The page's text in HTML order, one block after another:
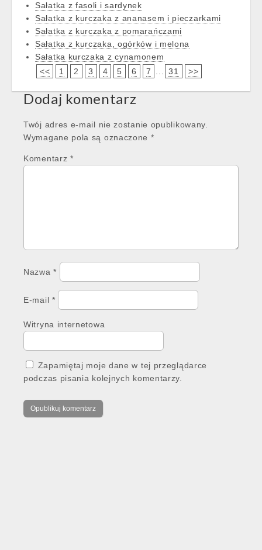
Sałatka z fasoli i sardynek
Sałatka z kurczaka z ananasem i pieczarkami
Sałatka z kurczaka z pomarańczami
Sałatka z kurczaka, ogórków i melona
Sałatka kurczaka z cynamonem
<<
1 2 3 4 5 6 7 31 >>
Dodaj komentarz
Twój adres e-mail nie zostanie opublikowany.
Wymagane pola są oznaczone *
Komentarz *
Nazwa*
E-mail *
Witryna internetowa
Zapamiętaj moje dane w tej przeglądarce
podczas pisania kolejnych komentarzy.